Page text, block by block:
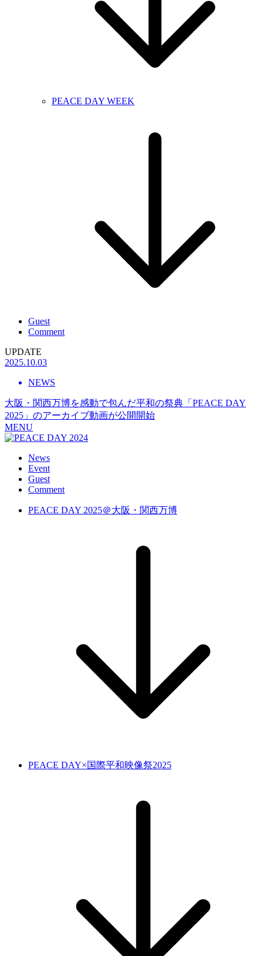
PEACE DAY WEEK
Guest
Comment
UPDATE
2025.10.03
NEWS
大阪・関西万博を感動で包んだ平和の祭典「PEACE DAY
2025」のアーカイブ動画が公開開始
MENU
News
Event
Guest
Comment
PEACE DAY 2025＠大阪・関西万博
PEACE DAY×国際平和映像祭2025